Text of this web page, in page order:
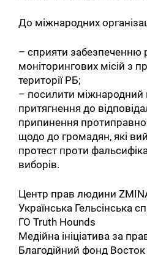
До міжнародних
– сприяти забезпеченню
моніторингових місій з
території РБ;
– посилити
притягнення до
припинення
щодо до громадян, які
протест проти
виборів.
Центр прав людини
Українська Гельсінська
ГО Truth Hounds
Медійна ініціатива за
Благодійний фонд Восток